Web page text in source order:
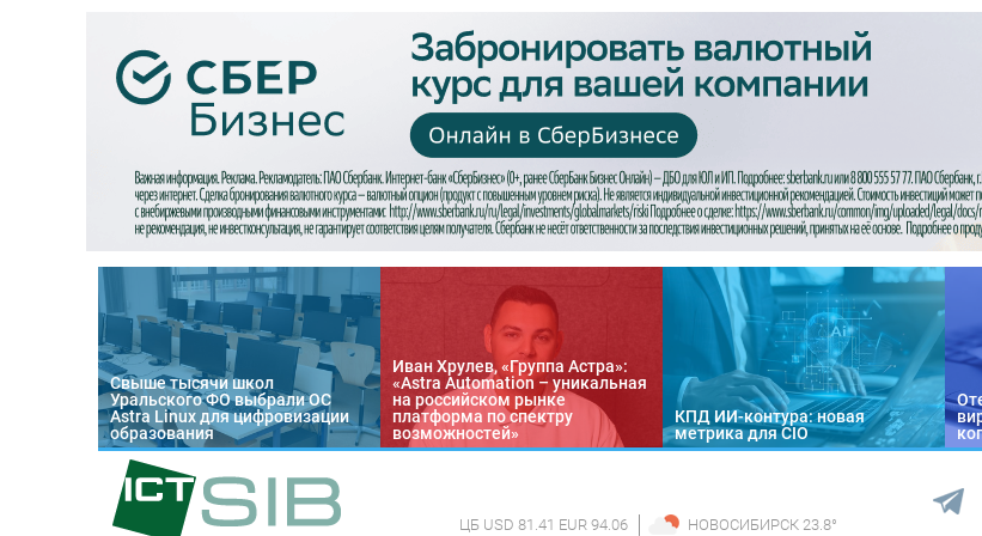
Свыше тысячи школ
Уральского ФО выбрали ОС
Astra Linux для цифровизации
образования
Иван Хрулев, «Группа Астра»:
«Astra Automation – уникальная
на российском рынке
платформа по спектру
возможностей»
КПД ИИ-контура: новая
метрика для CIO
ЦБ USD 81.41 EUR 94.06 НОВОСИБИРСК 23.8°